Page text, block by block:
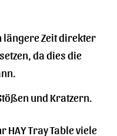
längere Zeit direkter
da dies die
und Kratzern.
Tray Table viele